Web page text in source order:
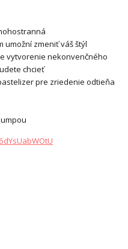
zmeniť váš štýl
vytvorenie nekonvenčného
chcieť
pre zriedenie odtieňa